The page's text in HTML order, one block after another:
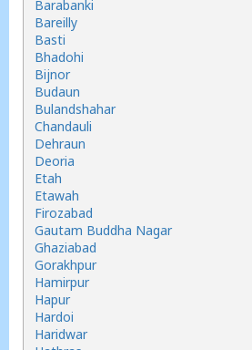
Barabanki
Bareilly
Basti
Bhadohi
Bijnor
Budaun
Bulandshahar
Chandauli
Dehraun
Deoria
Etah
Etawah
Firozabad
Gautam Buddha Nagar
Ghaziabad
Gorakhpur
Hamirpur
Hapur
Hardoi
Haridwar